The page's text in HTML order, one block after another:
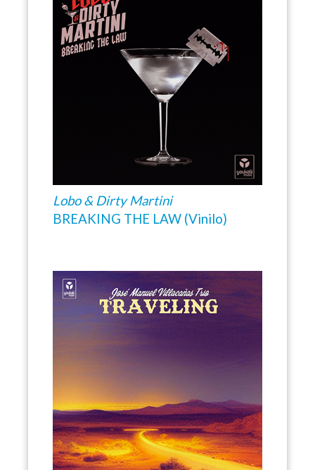
Lobo & Dirty Martini
BREAKING THE LAW (Vinilo)